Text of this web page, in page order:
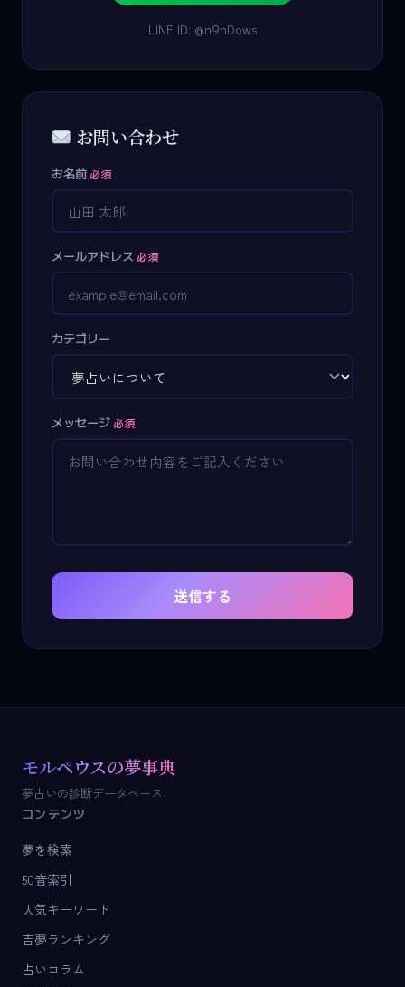
LINE ID: @n9nDows
お問い合わせ
お名前 必須
メールアドレス 必須
カテゴリー
メッセージ 必須
送信する
モルペウスの夢事典
夢占いの診断データベース
コンテンツ
夢を検索
50音索引
人気キーワード
吉夢ランキング
占いコラム